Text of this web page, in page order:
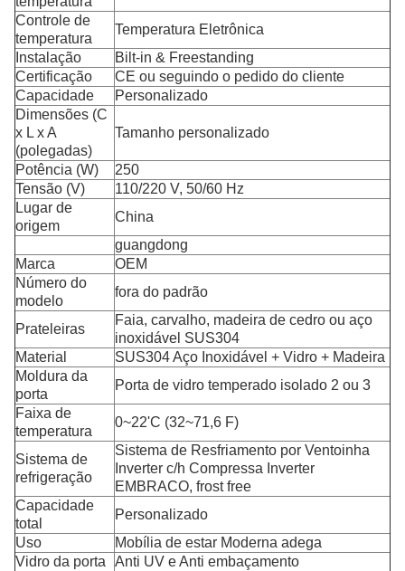
Controle de
temperatura
Temperatura Eletrônica
Instalação
Bilt-in & Freestanding
Certificação
CE ou seguindo o pedido do cliente
Capacidade
Personalizado
Dimensões (C
x L x A
(polegadas)
Tamanho personalizado
Potência (W)
250
Tensão (V)
110/220 V, 50/60 Hz
Lugar de
origem
China
guangdong
Marca
OEM
Número do
modelo
fora do padrão
Prateleiras
Faia, carvalho, madeira de cedro ou aço
inoxidável SUS304
Material
SUS304 Aço Inoxidável + Vidro + Madeira
Moldura da
porta
Porta de vidro temperado isolado 2 ou 3
Faixa de
temperatura
0~22'C (32~71,6 F)
Sistema de
refrigeração
Sistema de Resfriamento por Ventoinha
Inverter c/h Compressa Inverter
EMBRACO, frost free
Capacidade
total
Personalizado
Uso
Mobília de estar Moderna adega
Vidro da porta
Anti UV e Anti embaçamento